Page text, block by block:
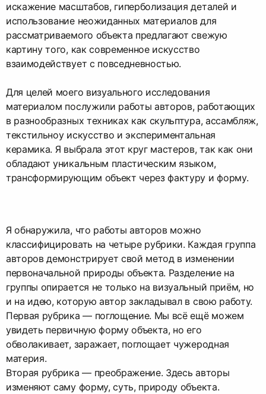
искажение масштабов, гиперболизация деталей и
использование неожиданных материалов для
рассматриваемого объекта предлагают свежую
картину того, как современное искусство
взаимодействует с повседневностью.
Для целей моего визуального исследования
материалом послужили работы авторов, работающих
в разнообразных техниках как скульптура, ассамбляж,
текстильноу искусство и экспериментальная
керамика. Я выбрала этот круг мастеров, так как они
обладают уникальным пластическим языком,
трансформирующим объект через фактуру и форму.
Я обнаружила, что работы авторов можно
классифицировать на четыре рубрики. Каждая группа
авторов демонстрирует свой метод в изменении
первоначальной природы объекта. Разделение на
группы опирается не только на визуальный приём, но
и на идею, которую автор закладывал в свою работу.
Первая рубрика — поглощение. Мы всё ещё можем
увидеть первичную форму объекта, но его
обволакивает, заражает, поглощает чужеродная
материя.
Вторая рубрика — преображение. Здесь авторы
изменяют саму форму, суть, природу объекта.